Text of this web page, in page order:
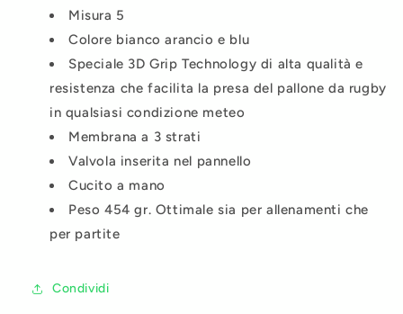
Misura 5
Colore bianco arancio e blu
Speciale 3D Grip Technology di alta qualità e
resistenza che facilita la presa del pallone da rugby
in qualsiasi condizione meteo
Membrana a 3 strati
Valvola inserita nel pannello
Cucito a mano
Peso 454 gr. Ottimale sia per allenamenti che
per partite
Condividi